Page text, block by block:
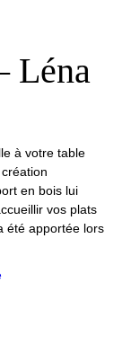
Léna
à votre table
en bois lui
vos plats
été apportée lors